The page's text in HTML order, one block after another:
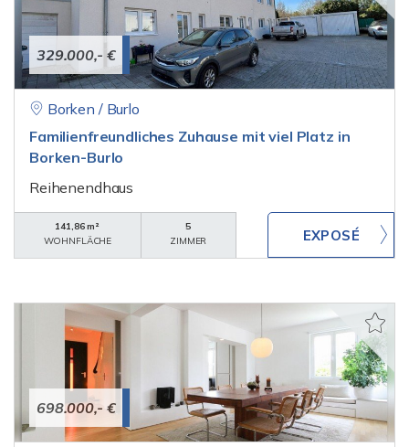
329.000,- €
Borken / Burlo
Familienfreundliches Zuhause mit viel Platz in
Borken-Burlo
Reihenendhaus
141,86 m²
WOHNFLÄCHE
5
ZIMMER
698.000,- €